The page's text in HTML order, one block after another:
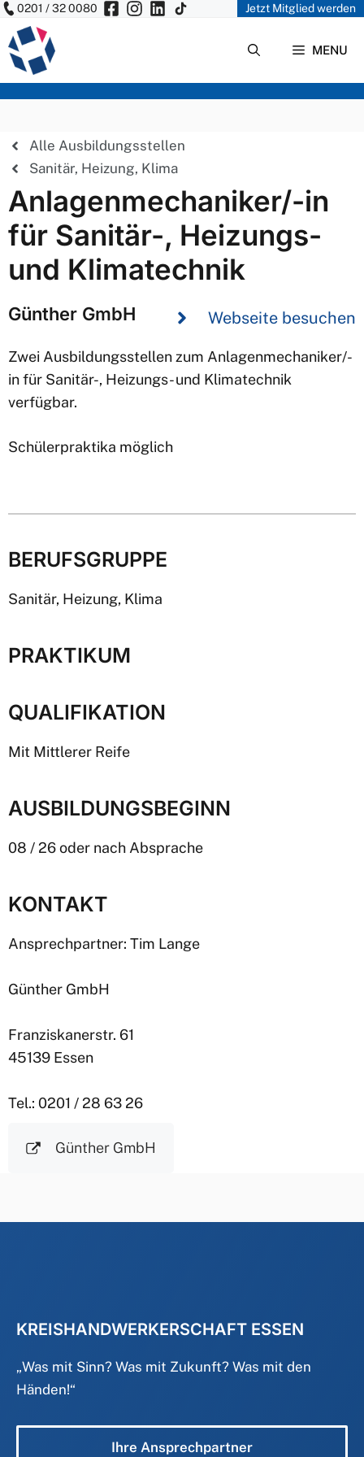
Zum
Inhalt
springen
0201 / 32 0080 Jetzt Mitglied werden
MENU
Alle Ausbildungsstellen
Sanitär, Heizung, Klima
Anlagenmechaniker/-in
für Sanitär-, Heizungs-
und Klimatechnik
Günther GmbH Webseite besuchen
Zwei Ausbildungsstellen zum Anlagenmechaniker/-
in für Sanitär-, Heizungs- und Klimatechnik
verfügbar.
Schülerpraktika möglich
BERUFSGRUPPE
Sanitär, Heizung, Klima
PRAKTIKUM
QUALIFIKATION
Mit Mittlerer Reife
AUSBILDUNGSBEGINN
08 / 26 oder nach Absprache
KONTAKT
Ansprechpartner: Tim Lange
Günther GmbH
Franziskanerstr. 61
45139 Essen
Tel.: 0201 / 28 63 26
Günther GmbH
KREISHANDWERKERSCHAFT ESSEN
„Was mit Sinn? Was mit Zukunft? Was mit den
Händen!“
Ihre Ansprechpartner